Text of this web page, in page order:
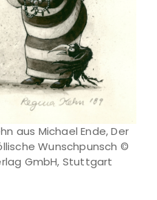
aus Michael Ende, Der
Wunschpunsch ©
GmbH, Stuttgart